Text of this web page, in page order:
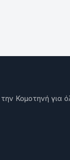
Κομοτηνή για